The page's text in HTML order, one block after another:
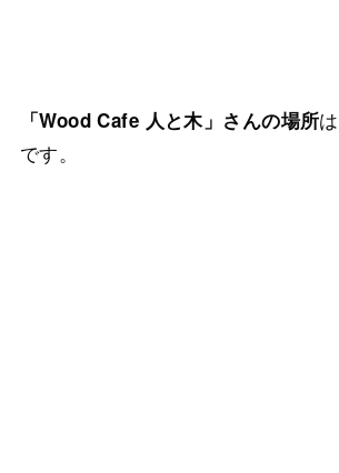
「Wood Cafe 人と木」さんの場所
です。